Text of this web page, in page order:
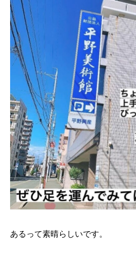
あるって素晴らしいです。